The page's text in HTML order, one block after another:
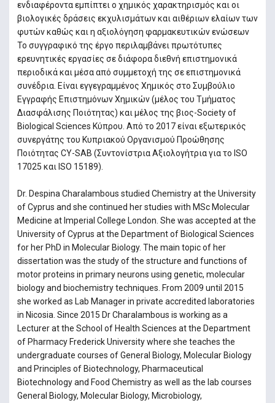
ενδιαφέροντα εμπίπτει ο χημικός χαρακτηρισμός και οι
βιολογικές δράσεις εκχυλισμάτων και αιθέριων ελαίων των
φυτών καθώς και η αξιολόγηση φαρμακευτικών ενώσεων
Το συγγραφικό της έργο περιλαμβάνει πρωτότυπες
ερευνητικές εργασίες σε διάφορα διεθνή επιστημονικά
περιοδικά και μέσα από συμμετοχή της σε επιστημονικά
συνέδρια. Είναι εγγεγραμμένος Χημικός στο Συμβούλιο
Εγγραφής Επιστημόνων Χημικών (μέλος του Τμήματος
Διασφάλισης Ποιότητας) και μέλος της βιος-Society of
Biological Sciences Κύπρου. Από το 2017 είναι εξωτερικός
συνεργάτης του Κυπριακού Οργανισμού Προώθησης
Ποιότητας CY-SAB (Συντονίστρια Αξιολογήτρια για το ISO
17025 και ISO 15189).
Dr. Despina Charalambous studied Chemistry at the University
of Cyprus and she continued her studies with MSc Molecular
Medicine at Imperial College London. She was accepted at the
University of Cyprus at the Department of Biological Sciences
for her PhD in Molecular Biology. The main topic of her
dissertation was the study of the structure and functions of
motor proteins in primary neurons using genetic, molecular
biology and biochemistry techniques. From 2009 until 2015
she worked as Lab Manager in private accredited laboratories
in Nicosia. Since 2015 Dr Charalambous is working as a
Lecturer at the School of Health Sciences at the Department
of Pharmacy Frederick University where she teaches the
undergraduate courses of General Biology, Molecular Biology
and Principles of Biotechnology, Pharmaceutical
Biotechnology and Food Chemistry as well as the lab courses
General Biology, Molecular Biology, Microbiology,